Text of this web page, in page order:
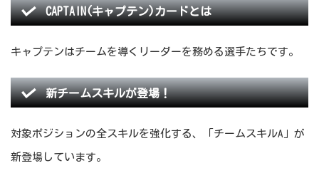
CAPTAIN(キャプテン)カードとは
キャプテンはチームを導くリーダーを務める選手たちです。
新チームスキルが登場！
対象ポジションの全スキルを強化する、「チームスキルA」が
新登場しています。